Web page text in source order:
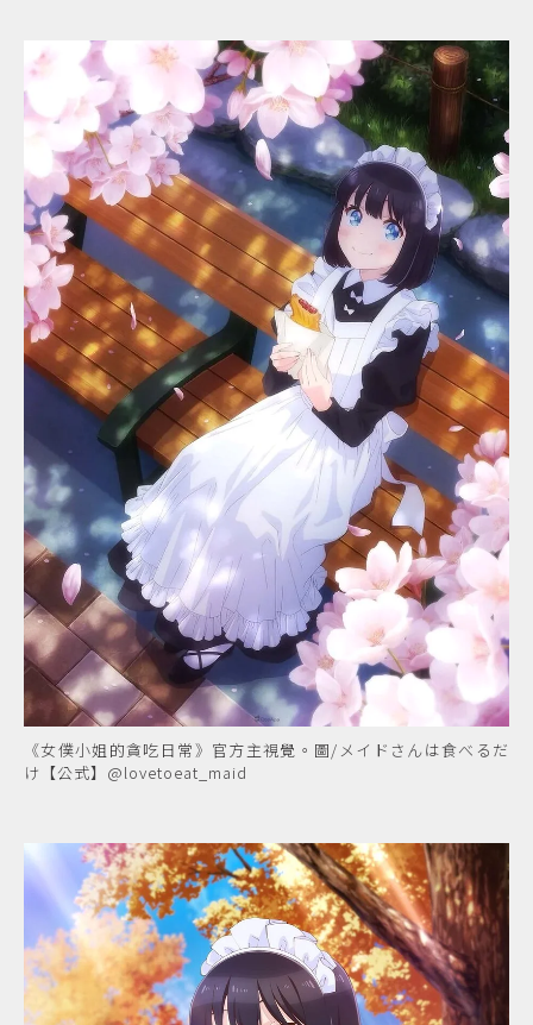
《女僕小姐的貪吃日常》官方主視覺。圖/メイドさんは食べるだ
け【公式】@lovetoeat_maid